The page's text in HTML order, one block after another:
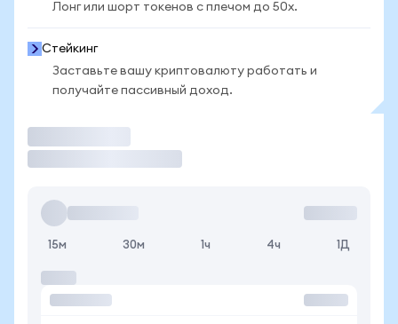
Лонг или шорт токенов с плечом до 50x.
Стейкинг
Заставьте вашу криптовалюту работать и
получайте пассивный доход.
15м 30м 1ч 4ч 1Д